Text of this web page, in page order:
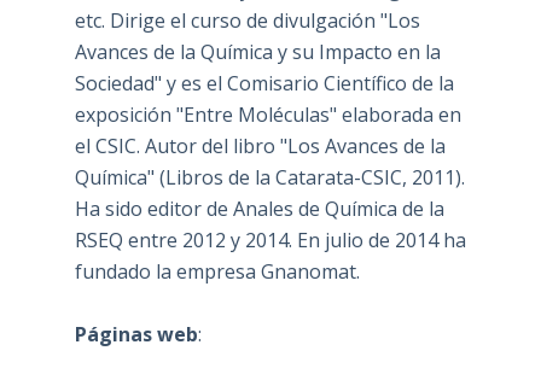
etc. Dirige el curso de divulgación "Los
Avances de la Química y su Impacto en la
Sociedad" y es el Comisario Científico de la
exposición "Entre Moléculas" elaborada en
el CSIC. Autor del libro "Los Avances de la
Química" (Libros de la Catarata-CSIC, 2011).
Ha sido editor de Anales de Química de la
RSEQ entre 2012 y 2014. En julio de 2014 ha
fundado la empresa Gnanomat.
Páginas web: